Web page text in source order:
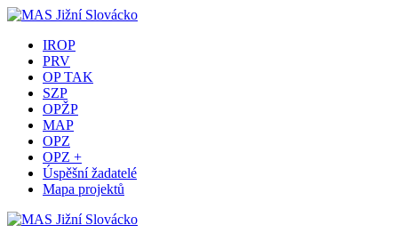
IROP
PRV
OP TAK
SZP
OPŽP
MAP
OPZ
OPZ +
Úspěšní žadatelé
Mapa projektů